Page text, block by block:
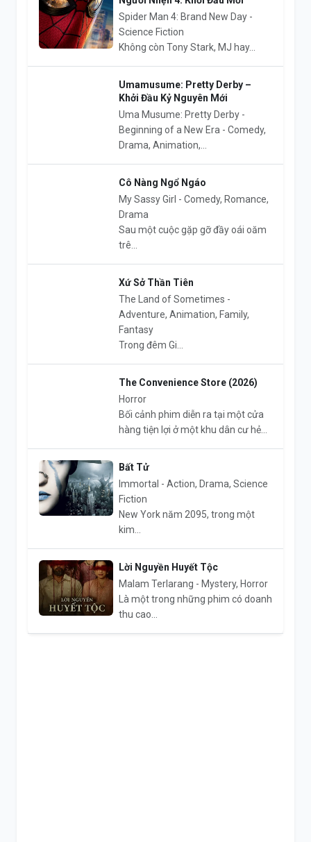
Spider Man 4: Brand New Day -
Science Fiction
Không còn Tony Stark, MJ hay...
Umamusume: Pretty Derby –
Khởi Đầu Kỷ Nguyên Mới
Uma Musume: Pretty Derby -
Beginning of a New Era - Comedy,
Drama, Animation,...
Cô Nàng Ngổ Ngáo
My Sassy Girl - Comedy, Romance,
Drama
Sau một cuộc gặp gỡ đầy oái oăm
trê...
Xứ Sở Thần Tiên
The Land of Sometimes -
Adventure, Animation, Family,
Fantasy
Trong đêm Gi...
The Convenience Store (2026)
Horror
Bối cảnh phim diễn ra tại một cửa
hàng tiện lợi ở một khu dân cư hẻ...
Bất Tử
Immortal - Action, Drama, Science
Fiction
New York năm 2095, trong một
kim...
Lời Nguyền Huyết Tộc
Malam Terlarang - Mystery, Horror
Là một trong những phim có doanh
thu cao...